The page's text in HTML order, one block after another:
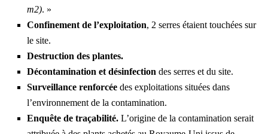
m2). »
Confinement de l’exploitation, 2 serres étaient touchées sur
le site.
Destruction des plantes.
Décontamination et désinfection des serres et du site.
Surveillance renforcée des exploitations situées dans
l’environnement de la contamination.
Enquête de traçabilité. L’origine de la contamination serait